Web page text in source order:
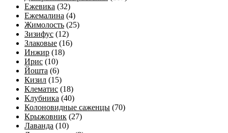
Ежевика (32)
Ежемалина (4)
Жимолость (25)
Зизифус (12)
Злаковые (16)
Инжир (18)
Ирис (10)
Йошта (6)
Кизил (15)
Клематис (18)
Клубника (40)
Колоновидные саженцы (70)
Крыжовник (27)
Лаванда (10)